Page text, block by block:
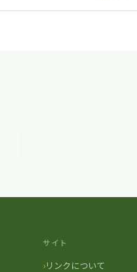
サイト
リンクについて